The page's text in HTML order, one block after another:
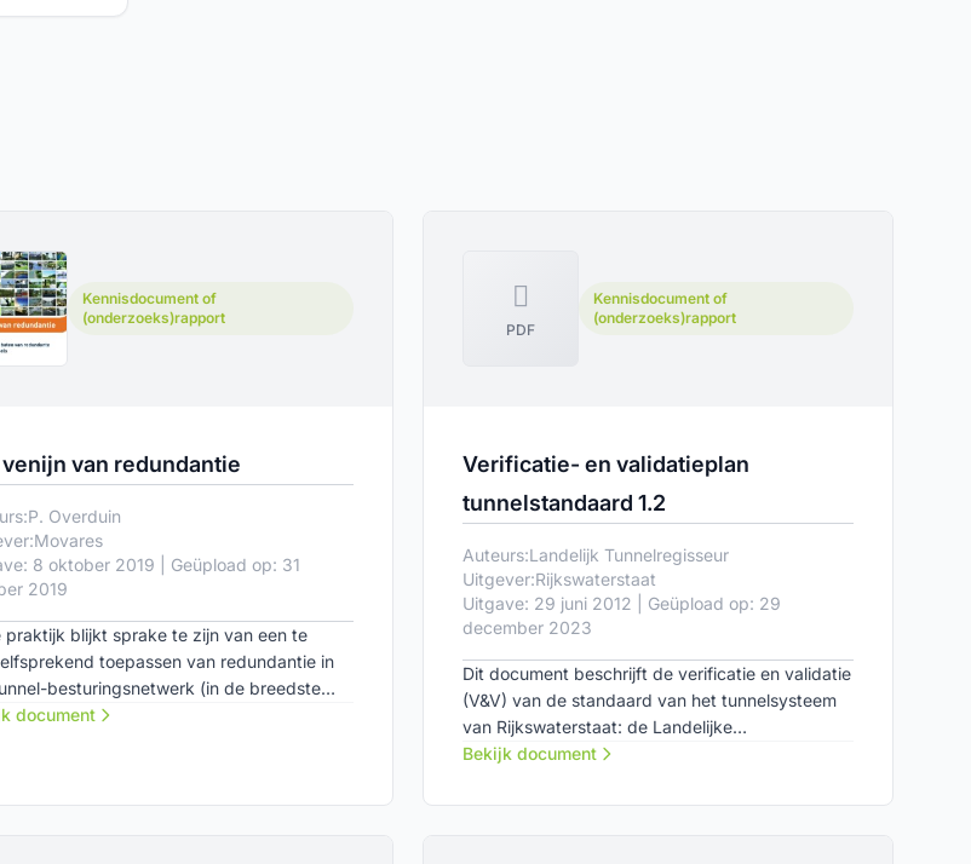
Kennisdocument of
(onderzoeks)rapport
venijn van redundantie
P. Overduin
Movares
8 oktober 2019 | Geüpload op: 31
2019
praktijk blijkt sprake te zijn van een te
toepassen van redundantie in
besturingsnetwerk (in de breedste
in subsystemen van tunnels. Het gebruik
document
PDF
Kennisdocument of
(onderzoeks)rapport
Verificatie- en validatieplan
tunnelstandaard 1.2
Auteurs:Landelijk Tunnelregisseur
Uitgever:Rijkswaterstaat
Uitgave: 29 juni 2012 | Geüpload op: 29
december 2023
Dit document beschrijft de verificatie en validatie
(V&V) van de standaard van het tunnelsysteem
van Rijkswaterstaat: de Landelijke
tunnelstandaard, LTS.
Bekijk document